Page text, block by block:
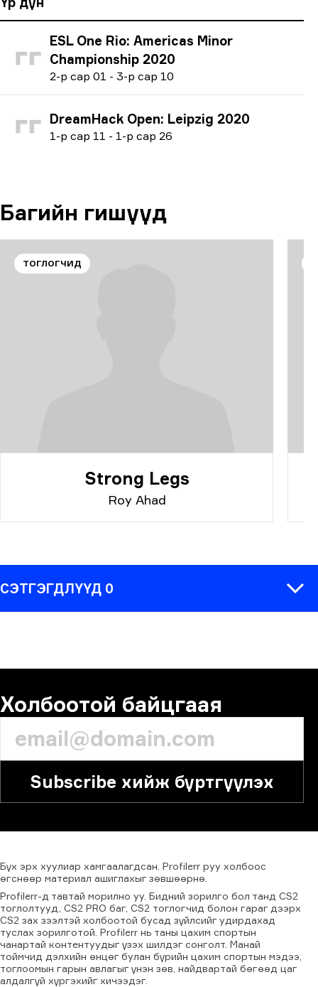
ESL One Rio: Americas Minor
Championship 2020
2-р сар 01 - 3-р сар 10
DreamHack Open: Leipzig 2020
1-р сар 11 - 1-р сар 26
Багийн гишүүд
ТОГЛОГЧИД
Strong Legs
Roy Ahad
СЭТГЭГДЛҮҮД 0
Холбоотой байцгаая
Subscribe хийж бүртгүүлэх
Бүх эрх хуулиар хамгаалагдсан. Profilerr руу холбоос
өгснөөр материал ашиглахыг зөвшөөрнө.
Profilerr-д тавтай морилно уу. Бидний зорилго бол танд CS2
тоглолтууд, CS2 PRO баг, CS2 тоглогчид болон гараг дээрх
CS2 зах зээлтэй холбоотой бусад зүйлсийг удирдахад
туслах зорилготой. Profilerr нь таны цахим спортын
чанартай контентуудыг үзэх шилдэг сонголт. Манай
тоймчид дэлхийн өнцөг булан бүрийн цахим спортын мэдээ,
тоглоомын гарын авлагыг үнэн зөв, найдвартай бөгөөд цаг
алдалгүй хүргэхийг хичээдэг.